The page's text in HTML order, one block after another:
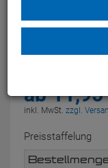
Vielseitiger BECO
Armarbeit,
ab 11,95
inkl. MwSt. zzgl.
Preisstaffelung